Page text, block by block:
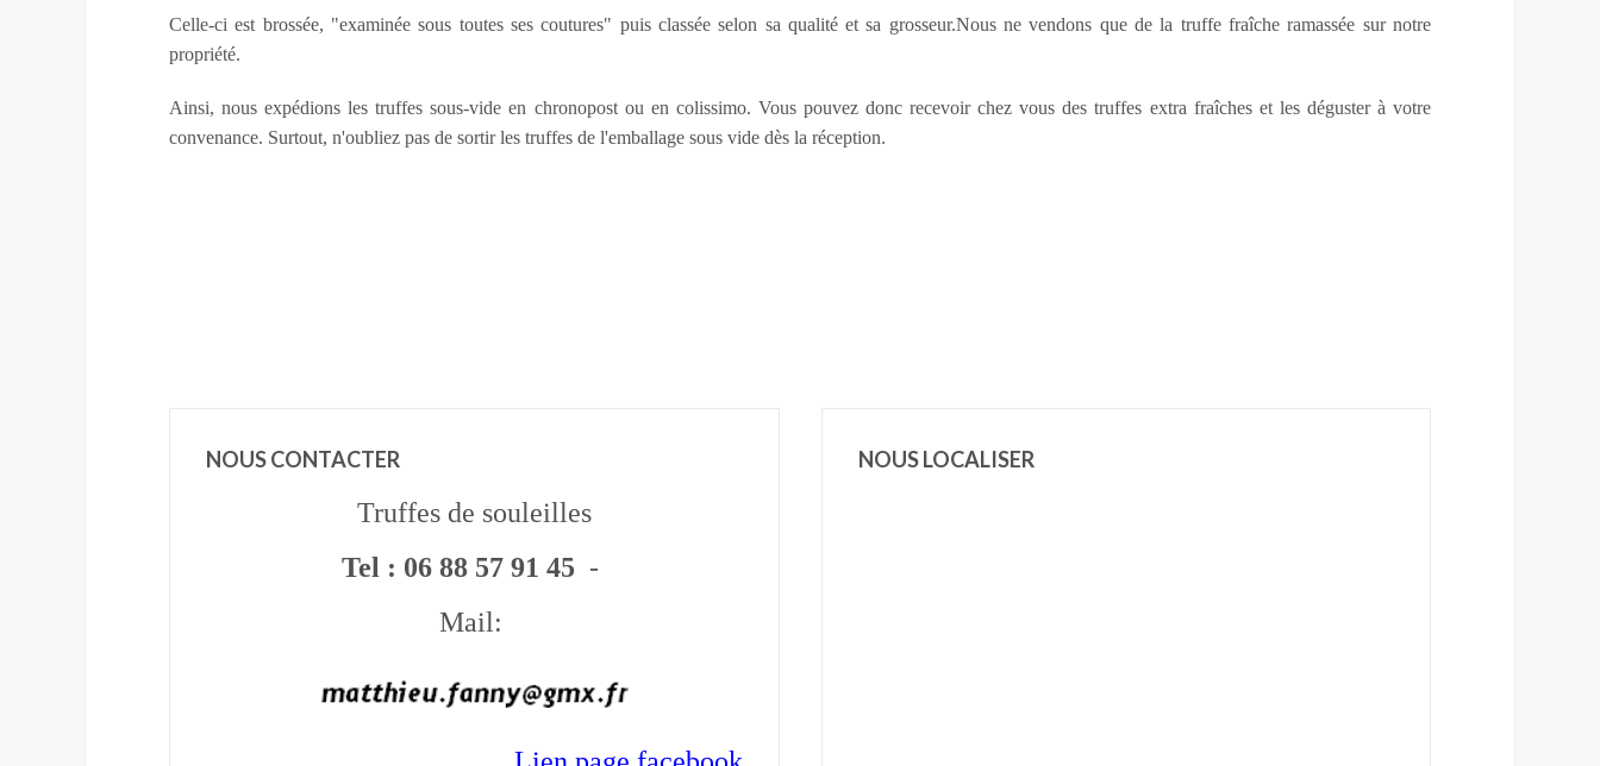
Celle-ci est brossée, "examinée sous toutes ses coutures" puis classée selon sa qualité et sa grosseur.Nous ne vendons que de la truffe fraîche ramassée sur notre
propriété.
Ainsi, nous expédions les truffes sous-vide en chronopost ou en colissimo. Vous pouvez donc recevoir chez vous des truffes extra fraîches et les déguster à votre
convenance. Surtout, n'oubliez pas de sortir les truffes de l'emballage sous vide dès la réception.
NOUS CONTACTER
Truffes de souleilles
Tel : 06 88 57 91 45 -
Mail:
NOUS LOCALISER